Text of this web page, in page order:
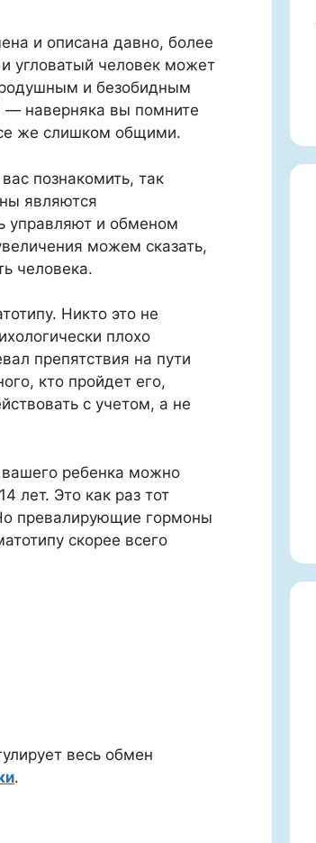
и описана давно, более
угловатый человек может
и безобидным
— наверняка вы помните
же слишком общими.
познакомить, так
являются
управляют и обменом
можем сказать,
человека.
Никто это не
плохо
препятствия на пути
кто пройдет его,
с учетом, а не
вашего ребенка можно
лет. Это как раз тот
превалирующие гормоны
скорее всего
весь обмен
.